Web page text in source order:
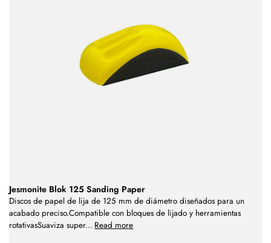
Jesmonite Blok 125 Sanding Paper
Discos de papel de lija de 125 mm de diámetro diseñados para un
acabado preciso.Compatible con bloques de lijado y herramientas
rotativasSuaviza super... Read more